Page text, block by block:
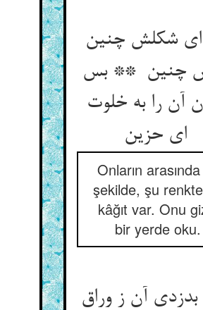
شکلش چنین
چنین ** بس
آن را به خلوت
ای حزین
Onların
şekilde, şu
kâğıt var. Onu
bir yerde oku.
آن ز وراق